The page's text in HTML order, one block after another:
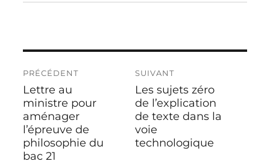
PRÉCÉDENT
Lettre au
ministre pour
aménager
l’épreuve de
philosophie du
bac 21
SUIVANT
Les sujets zéro
de l’explication
de texte dans la
voie
technologique